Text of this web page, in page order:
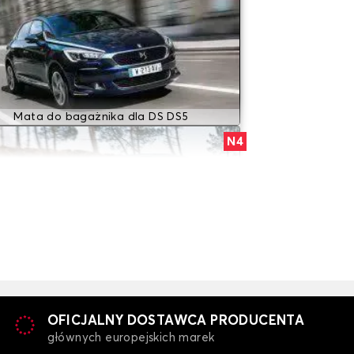
Mata do bagażnika dla DS DS5
N4
N8
OFICJALNY DOSTAWCA PRODUCENTA
głównych europejskich marek